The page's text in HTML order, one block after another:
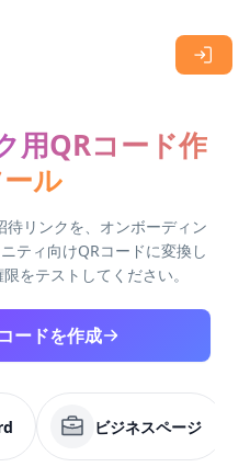
用QRコード作
ル
リンクを、オンボーディン
ティ向けQRコードに変換し
をテストしてください。
ードを作成
ビジネスページ